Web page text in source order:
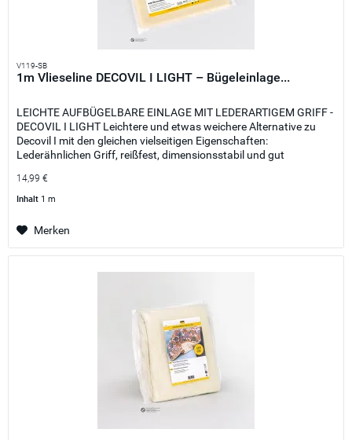
V119-SB
1m Vlieseline DECOVIL I LIGHT – Bügeleinlage...
LEICHTE AUFBÜGELBARE EINLAGE MIT LEDERARTIGEM GRIFF -
DECOVIL I LIGHT Leichtere und etwas weichere Alternative zu
Decovil I mit den gleichen vielseitigen Eigenschaften:
Lederähnlichen Griff, reißfest, dimensionsstabil und gut
14,99 €
Inhalt 1 m
Merken